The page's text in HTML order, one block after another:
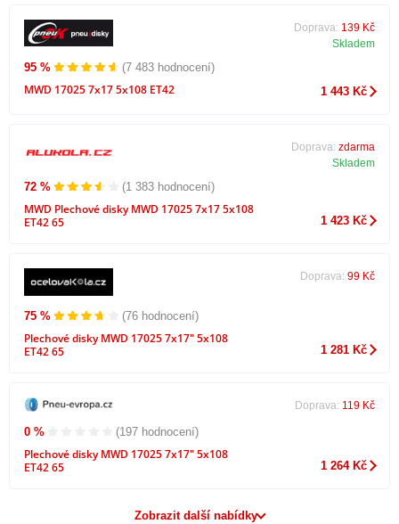
95 % (7 483 hodnocení)
MWD 17025 7x17 5x108 ET42
Doprava: 139 Kč
Skladem
1 443 Kč
72 % (1 383 hodnocení)
MWD Plechové disky MWD 17025 7x17 5x108
ET42 65
Doprava: zdarma
Skladem
1 423 Kč
75 % (76 hodnocení)
Plechové disky MWD 17025 7x17" 5x108
ET42 65
Doprava: 99 Kč
1 281 Kč
0 % (197 hodnocení)
Plechové disky MWD 17025 7x17" 5x108
ET42 65
Doprava: 119 Kč
1 264 Kč
Zobrazit další nabídky